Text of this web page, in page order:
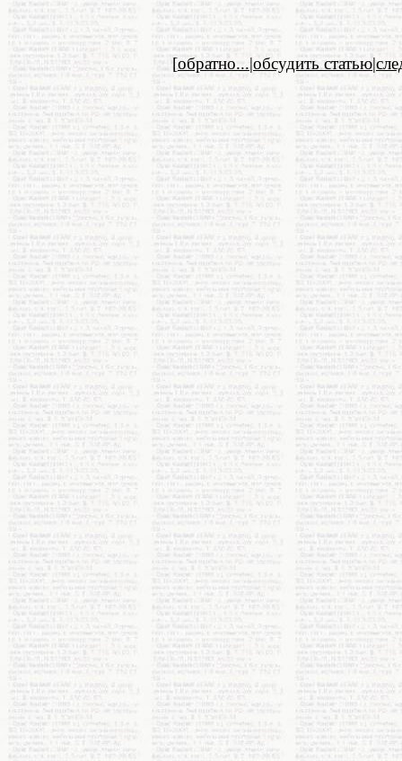
[обратно...|обсудить статью|